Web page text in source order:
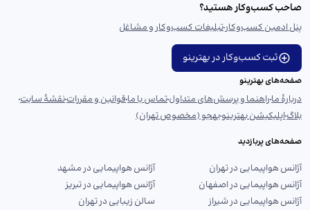
صاحب کسب‌وکار هستید؟
پنل ادمین کسب‌وکارتبلیغات کسب‌وکار و مشاغل
ثبت کسب‌وکار در بهترینو
صفحه‌های بهترینو
دربارهٔ ماراهنما و پرسش‌های متداولتماس با ماقوانین و مقرراتنقشهٔ سایت
بلاگاپلیکیشن بهترینوبهجو (مخصوص تهران)
صفحه‌های پربازدید
آژانس هواپیمایی در تهران
آژانس هواپیمایی در مشهد
آژانس هواپیمایی در اصفهان
آژانس هواپیمایی در تبریز
آژانس هواپیمایی در شیراز
سالن زیبایی در تهران